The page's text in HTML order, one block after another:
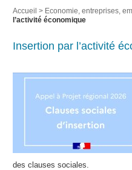
Accueil > Economie, entreprises,
l’activité économique
Insertion par l’activité
des clauses sociales.